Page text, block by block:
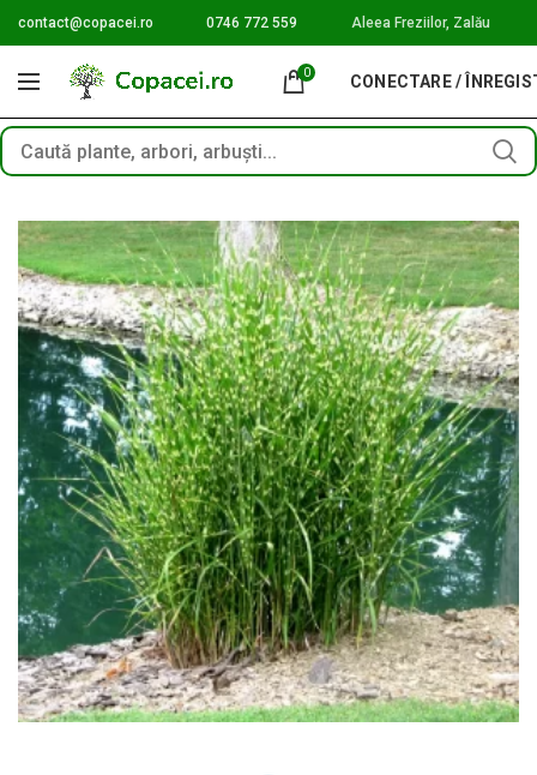
contact@copacei.ro 0746 772 559 Aleea Freziilor, Zalău
0 CONECTARE /